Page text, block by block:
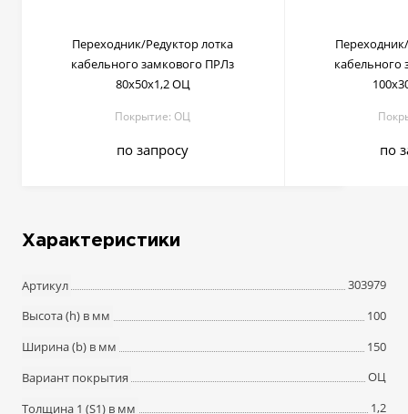
Переходник/Редуктор лотка
кабельного замкового ПРЛз
80х50х1,2 ОЦ
Покрытие: ОЦ
по запросу
кабельного
по
Характеристики
Артикул
303979
Высота (h) в мм
100
Ширина (b) в мм
150
Вариант покрытия
ОЦ
Толщина 1 (S1) в мм
1,2